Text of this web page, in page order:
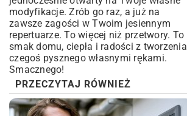
modyfikacje. Zrób go raz, a już na
zawsze zagości w Twoim jesiennym
repertuarze. To więcej niż przetwory. To
smak domu, ciepła i radości z tworzenia
czegoś pysznego własnymi rękami.
Smacznego!
PRZECZYTAJ RÓWNIEŻ